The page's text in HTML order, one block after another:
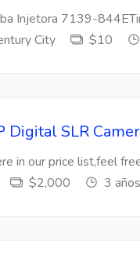
Injetora 7139-
City $10
Digital SLR
in our price list,feel
$2,000 3